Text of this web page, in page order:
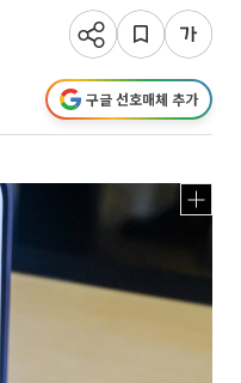
구글 선호매체 추가